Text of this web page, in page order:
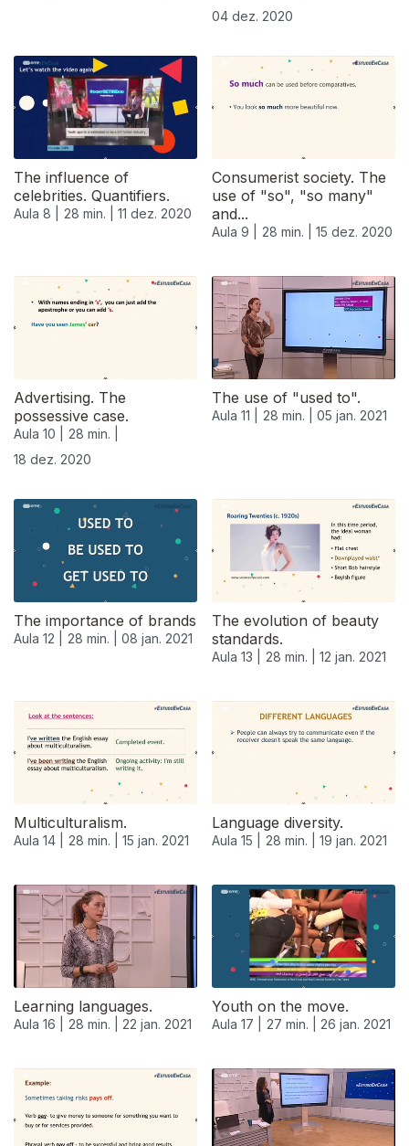
04 dez. 2020
The influence of
celebrities. Quantifiers.
Aula 8 | 28 min. | 11 dez. 2020
Consumerist society. The
use of "so", "so many"
and...
Aula 9 | 28 min. | 15 dez. 2020
Advertising. The
possessive case.
Aula 10 |
28 min. |
18 dez. 2020
The use of "used to".
Aula 11 | 28 min. | 05 jan. 2021
The importance of brands
Aula 12 | 28 min. | 08 jan. 2021
The evolution of beauty
standards.
Aula 13 | 28 min. | 12 jan. 2021
Multiculturalism.
Aula 14 | 28 min. | 15 jan. 2021
Language diversity.
Aula 15 | 28 min. | 19 jan. 2021
Learning languages.
Aula 16 | 28 min. | 22 jan. 2021
Youth on the move.
Aula 17 | 27 min. | 26 jan. 2021